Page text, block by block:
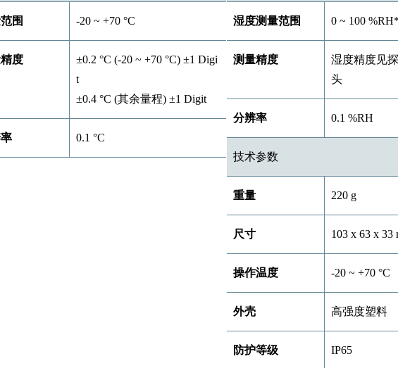
围 -20 ~ +70 °C
度
±0.2 °C (-20 ~ +70 °C) ±1 Digi
t
±0.4 °C (其余量程) ±1 Digit
0.1 °C
湿度测量范围 0 ~ 100 %RH*
测量精度
湿度精度见探
头
分辨率 0.1 %RH
技术参数
重量 220 g
尺寸 103 x 63 x 33
操作温度 -20 ~ +70 °C
外壳 高强度塑料
防护等级 IP65